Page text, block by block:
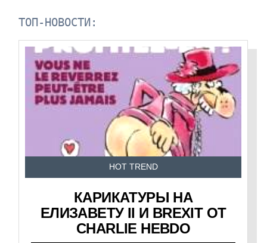
ТОП-НОВОСТИ:
HOT TREND
КАРИКАТУРЫ НА
ЕЛИЗАВЕТУ II И BREXIT ОТ
CHARLIE HEBDO